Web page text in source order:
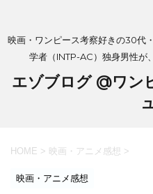
映画・ワンピース考察好きの30代
学者（INTP-AC）独身男性が
エゾブログ @ワン
HOME > 映画・アニメ感想 >
映画・アニメ感想